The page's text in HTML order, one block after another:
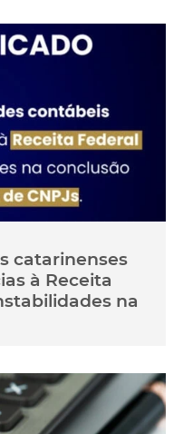
catarinenses
à Receita
na